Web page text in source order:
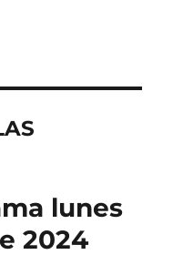
lunes
2024